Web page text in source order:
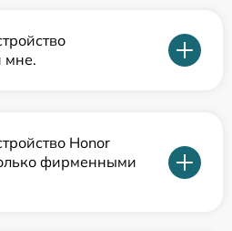
мне.
Honor
фирменными